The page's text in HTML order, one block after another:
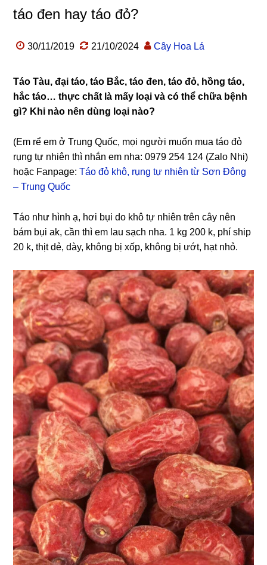
táo đen hay táo đỏ?
30/11/2019 21/10/2024 Cây Hoa Lá
Táo Tàu, đại táo, táo Bắc, táo đen, táo đỏ, hồng táo,
hắc táo… thực chất là mấy loại và có thể chữa bệnh
gì? Khi nào nên dùng loại nào?
(Em rể em ở Trung Quốc, mọi người muốn mua táo đỏ
rụng tự nhiên thì nhắn em nha: 0979 254 124 (Zalo Nhi)
hoặc Fanpage:Táo đỏ khô, rụng tự nhiên từ Sơn Đông
– Trung Quốc
Táo như hình ạ, hơi bụi do khô tự nhiên trên cây nên
bám bụi ak, cần thì em lau sạch nha. 1 kg 200 k, phí ship
20 k, thịt dẻ, dày, không bị xốp, không bị ướt, hạt nhỏ.